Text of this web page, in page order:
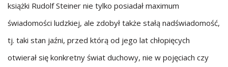
książki Rudolf Steiner nie tylko posiadał maximum
świadomości ludzkiej, ale zdobył także stałą nadświadomość,
tj. taki stan jaźni, przed którą od jego lat chłopięcych
otwierał się konkretny świat duchowy, nie w pojęciach czy